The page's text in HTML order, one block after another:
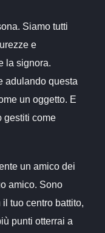
Siamo tutti
e
la signora.
adulando questa
un oggetto. E
gestiti come
un amico dei
amico. Sono
tuo centro battito,
punti otterrai a